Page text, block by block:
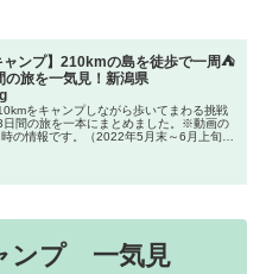
ャンプ】210kmの島を徒歩で一周⛺
の旅を一気見！新潟県
をキャンプしながら歩いてまわる挑戦
間の旅を一本にまとめました。※動画の
の情報です。（2022年5月末～6月上旬撮
ンプ 一気見